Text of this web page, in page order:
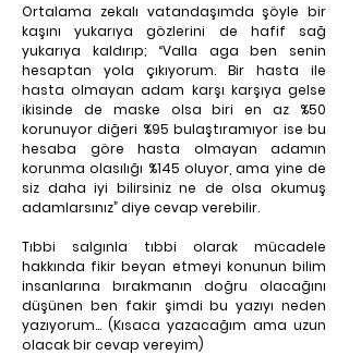
Ortalama zekalı vatandaşımda şöyle bir
kaşını yukarıya gözlerini de hafif sağ
yukarıya kaldırıp; “Valla aga ben senin
hesaptan yola çıkıyorum. Bir hasta ile
hasta olmayan adam karşı karşıya gelse
ikisinde de maske olsa biri en az %50
korunuyor diğeri %95 bulaştıramıyor ise bu
hesaba göre hasta olmayan adamın
korunma olasılığı %145 oluyor, ama yine de
siz daha iyi bilirsiniz ne de olsa okumuş
adamlarsınız” diye cevap verebilir.
Tıbbi salgınla tıbbi olarak mücadele
hakkında fikir beyan etmeyi konunun bilim
insanlarına bırakmanın doğru olacağını
düşünen ben fakir şimdi bu yazıyı neden
yazıyorum… (Kısaca yazacağım ama uzun
olacak bir cevap vereyim)